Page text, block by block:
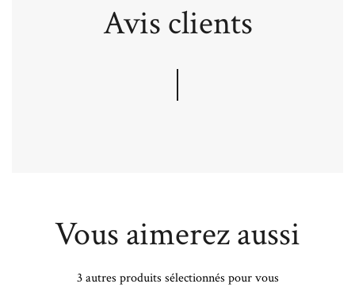
Avis clients
Vous aimerez aussi
3 autres produits sélectionnés pour vous